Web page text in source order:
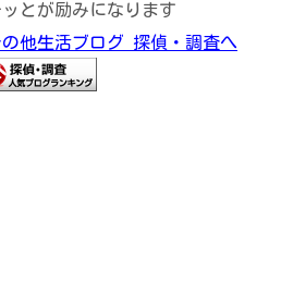
とが励みになります